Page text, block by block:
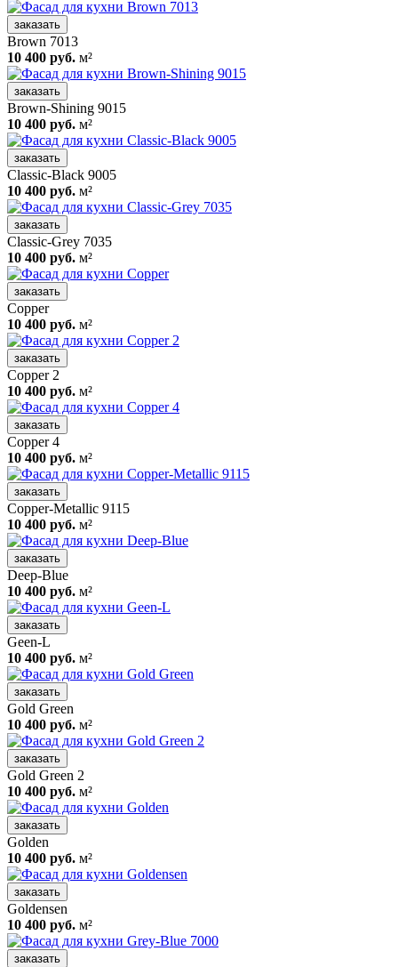
заказать
Brown 7013
10 400 руб. м²
заказать
Brown-Shining 9015
10 400 руб. м²
заказать
Classic-Black 9005
10 400 руб. м²
заказать
Classic-Grey 7035
10 400 руб. м²
заказать
Copper
10 400 руб. м²
заказать
Copper 2
10 400 руб. м²
заказать
Copper 4
10 400 руб. м²
заказать
Copper-Metallic 9115
10 400 руб. м²
заказать
Deep-Blue
10 400 руб. м²
заказать
Geen-L
10 400 руб. м²
заказать
Gold Green
10 400 руб. м²
заказать
Gold Green 2
10 400 руб. м²
заказать
Golden
10 400 руб. м²
заказать
Goldensen
10 400 руб. м²
заказать